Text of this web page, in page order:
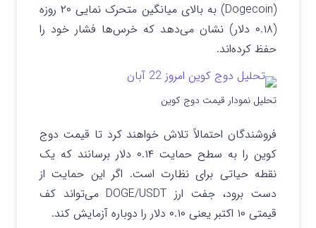
(Dogecoin) به بالای میانگین متحرک نمایی ۲۰ روزه
(۰.۱۸ دلار) نشان می‌دهد که خرس‌ها فشار خود را
حفظ کرده‌اند.
تحلیل نمودار قیمت دوج کوین
فروشندگان احتمالاً تلاش خواهند کرد تا قیمت دوج
کوین را به سطح حمایت ۰.۱۴ دلار برسانند که یک
نقطه حیاتی برای نظارت است. اگر این حمایت از
دست برود، جفت ارز DOGE/USDT می‌تواند کف
قیمتی ۱۰ اکتبر یعنی ۰.۱۰ دلار را دوباره آزمایش کند.